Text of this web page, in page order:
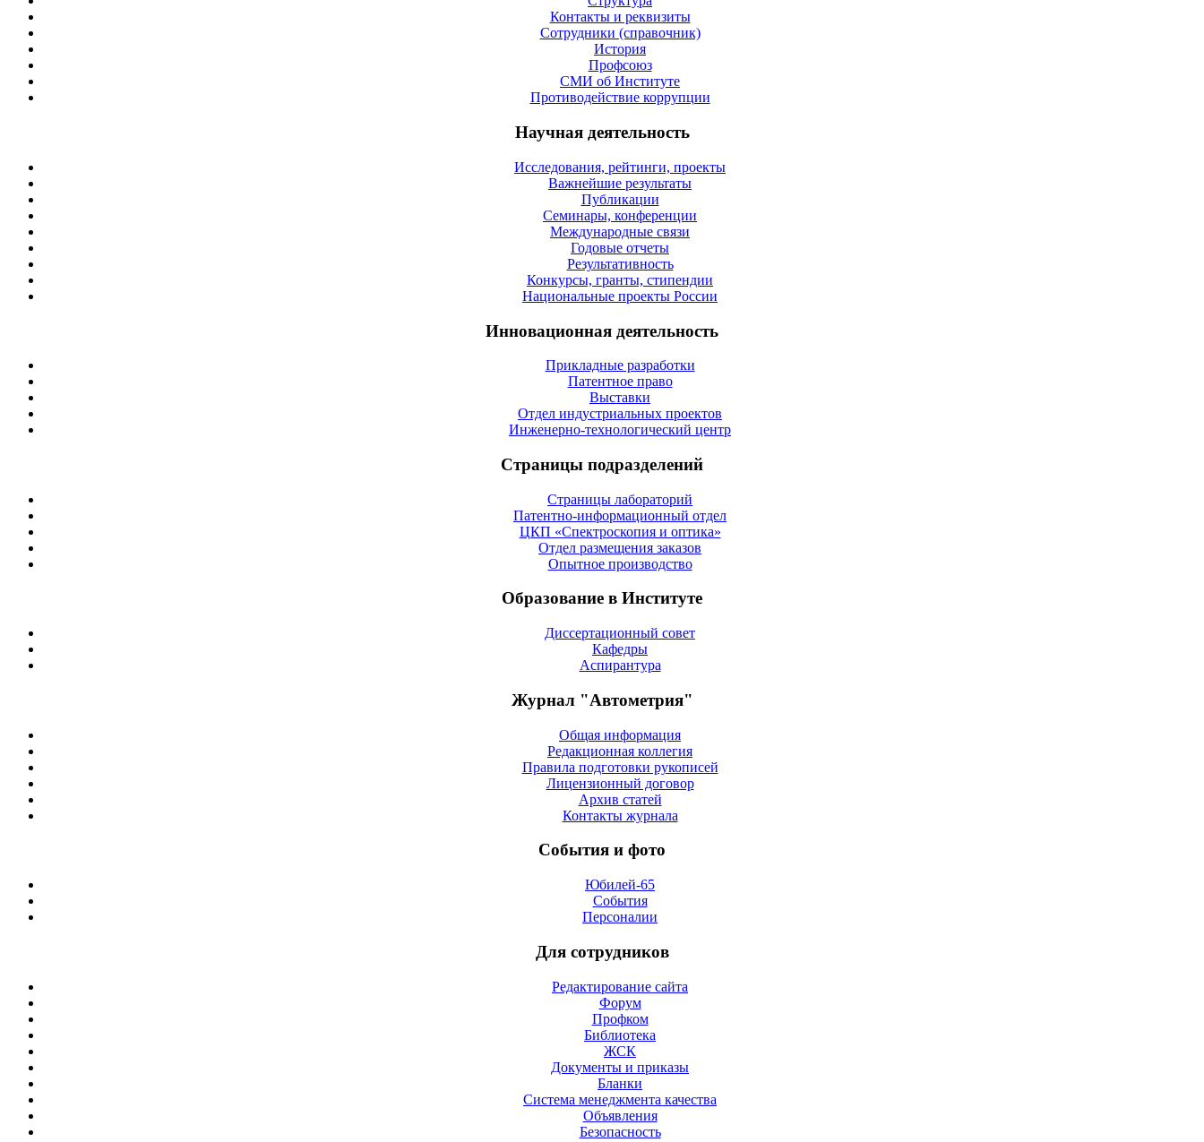
Контакты и реквизиты
Сотрудники (справочник)
История
Профсоюз
СМИ об Институте
Противодействие коррупции
Научная деятельность
Исследования, рейтинги, проекты
Важнейшие результаты
Публикации
Семинары, конференции
Международные связи
Годовые отчеты
Результативность
Конкурсы, гранты, стипендии
Национальные проекты России
Инновационная деятельность
Прикладные разработки
Патентное право
Выставки
Отдел индустриальных проектов
Инженерно-технологический центр
Страницы подразделений
Страницы лабораторий
Патентно-информационный отдел
ЦКП «Спектроскопия и оптика»
Отдел размещения заказов
Опытное производство
Образование в Институте
Диссертационный совет
Кафедры
Аспирантура
Журнал "Автометрия"
Общая информация
Редакционная коллегия
Правила подготовки рукописей
Лицензионный договор
Архив статей
Контакты журнала
События и фото
Юбилей-65
События
Персоналии
Для сотрудников
Редактирование сайта
Форум
Профком
Библиотека
ЖСК
Документы и приказы
Бланки
Система менеджмента качества
Объявления
Безопасность